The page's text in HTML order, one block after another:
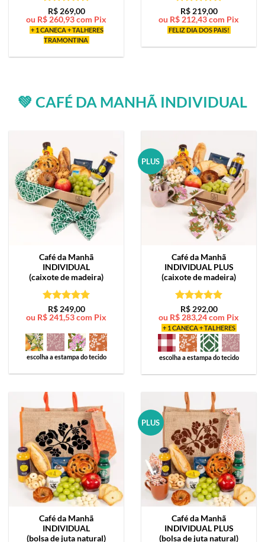
Avaliação5
de 5
R$269,00
ou R$ 260,93com Pix
+ 1 CANECA + TALHERES
TRAMONTINA
Avaliação5
de 5
R$219,00
ou R$ 212,43com Pix
FELIZ DIA DOS PAIS!
💚 CAFÉ DA MANHÃ INDIVIDUAL
Café da Manhã
INDIVIDUAL
(caixote de madeira)
Avaliação5
de 5
R$249,00
ou R$241,53com Pix
escolha a estampa do tecido
PLUS
Café da Manhã
INDIVIDUAL PLUS
(caixote de madeira)
Avaliação5
de 5
R$292,00
ou R$283,24com Pix
+ 1 CANECA + TALHERES
escolha a estampa do tecido
Café da Manhã
INDIVIDUAL
(bolsa de juta natural)
PLUS
Café da Manhã
INDIVIDUAL PLUS
(bolsa de juta natural)